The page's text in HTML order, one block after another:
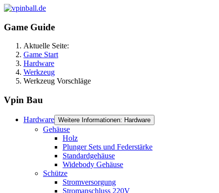
Game Guide
Aktuelle Seite:
Game Start
Hardware
Werkzeug
Werkzeug Vorschläge
Vpin Bau
Hardware Weitere Informationen: Hardware
Gehäuse
Holz
Plunger Sets und Federstärke
Standardgehäuse
Widebody Gehäuse
Schütze
Stromversorgung
Stromanschluss 220V